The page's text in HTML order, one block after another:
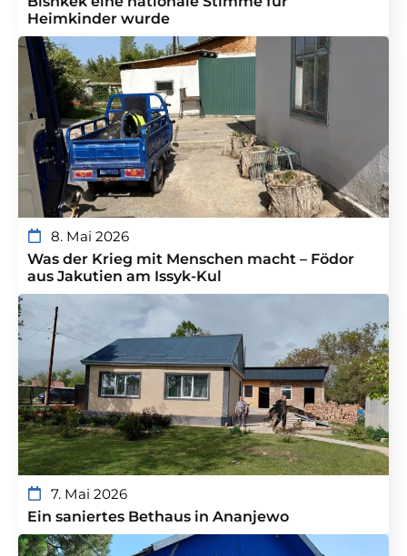
Heimkinder wurde
8. Mai 2026
Was der Krieg mit Menschen macht – Födor
aus Jakutien am Issyk-Kul
7. Mai 2026
Ein saniertes Bethaus in Ananjewo